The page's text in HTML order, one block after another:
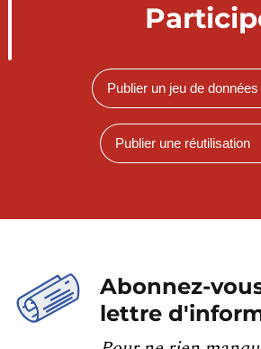
Publier un jeu de données
Publier une réutilisation
Abonnez-
lettre